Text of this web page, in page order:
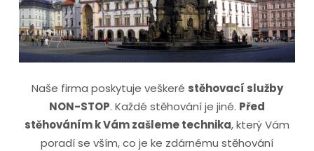
Naše firma poskytuje veškeré stěhovací služby
NON-STOP. Každé stěhování je jiné. Před
stěhováním k Vám zašleme technika, který Vám
poradí se vším, co je ke zdárnému stěhování